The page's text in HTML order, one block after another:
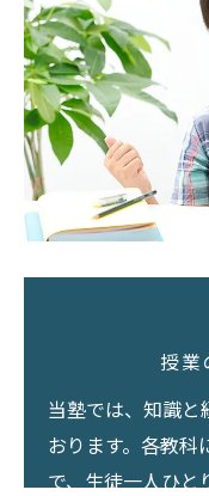
授業
当塾では、知識と
おります。各教科
で、生徒一人ひ